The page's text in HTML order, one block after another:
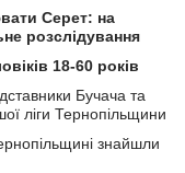
Серет: на
розслідування
18-60 років
Бучача та
ліги Тернопільщини
знайшли